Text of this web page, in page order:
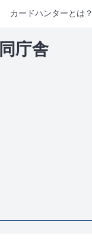
カードハンターとは？
庁舎